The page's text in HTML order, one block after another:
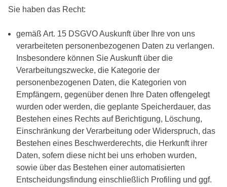
Sie haben das Recht:
gemäß Art. 15 DSGVO Auskunft über Ihre von uns
verarbeiteten personenbezogenen Daten zu verlangen.
Insbesondere können Sie Auskunft über die
Verarbeitungszwecke, die Kategorie der
personenbezogenen Daten, die Kategorien von
Empfängern, gegenüber denen Ihre Daten offengelegt
wurden oder werden, die geplante Speicherdauer, das
Bestehen eines Rechts auf Berichtigung, Löschung,
Einschränkung der Verarbeitung oder Widerspruch, das
Bestehen eines Beschwerderechts, die Herkunft ihrer
Daten, sofern diese nicht bei uns erhoben wurden,
sowie über das Bestehen einer automatisierten
Entscheidungsfindung einschließlich Profiling und ggf.